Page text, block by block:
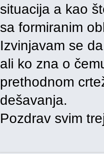
situacija a kao
sa formiranim
Izvinjavam se
ali ko zna o
prethodnom
dešavanja.
Pozdrav svim